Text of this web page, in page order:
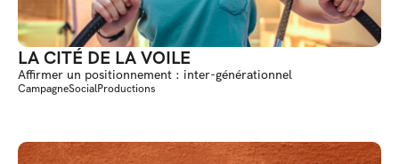
LA CITÉ DE LA VOILE
Affirmer un positionnement : inter-générationnel
CampagneSocialProductions